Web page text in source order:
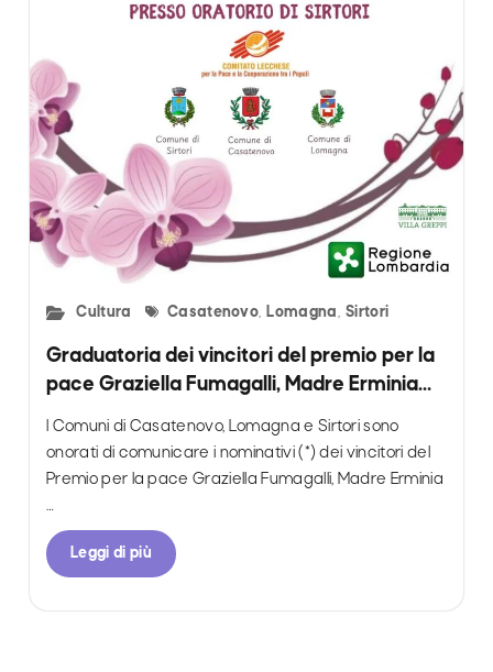
Graduatoria dei vincitori del premio per la
pace Graziella Fumagalli, Madre Erminia
Cazzaniga, Suor Luisa dell’Orto- anno 2025
Cultura Casatenovo, Lomagna, Sirtori
I Comuni di Casatenovo, Lomagna e Sirtori sono
onorati di comunicare i nominativi (*) dei vincitori del
Premio per la pace Graziella Fumagalli, Madre Erminia
…
Leggi di più